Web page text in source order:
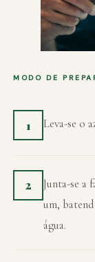
MODO DE
1 Leva-se o
2
Junta-se a
um,
água.